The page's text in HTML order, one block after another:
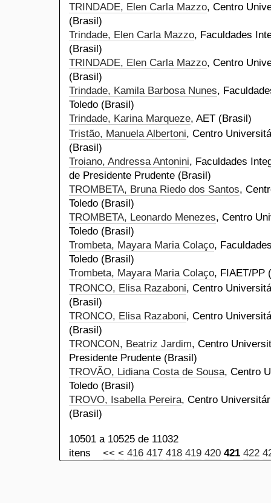
TRINDADE, Elen Carla Mazzo, Centro
(Brasil)
Trindade, Elen Carla Mazzo, Faculdades
(Brasil)
TRINDADE, Elen Carla Mazzo, Centro
(Brasil)
Trindade, Kamila Barbosa Nunes,
Toledo (Brasil)
Trindade, Karina Marqueze, AET (Brasil)
Tristão, Manuela Albertoni, Centro
(Brasil)
Troiano, Andressa Antonini, Faculdades
de Presidente Prudente (Brasil)
TROMBETA, Bruna Riedo dos Santos,
Toledo (Brasil)
TROMBETA, Leonardo Menezes, Centro
Toledo (Brasil)
Trombeta, Mayara Maria Colaço,
Toledo (Brasil)
Trombeta, Mayara Maria Colaço, FIAET/PP
TRONCO, Elisa Razaboni, Centro
(Brasil)
TRONCO, Elisa Razaboni, Centro
(Brasil)
TRONCON, Beatriz Jardim, Centro
Presidente Prudente (Brasil)
TROVÃO, Lidiana Costa de Sousa, Centro
Toledo (Brasil)
TROVO, Isabella Pereira, Centro
(Brasil)
10501 a 10525 de 11032
itens << < 416 417 418 419 420 421 422